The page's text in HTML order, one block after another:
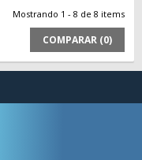
Mostrando 1 - 8 de 8 items
COMPARAR (0)